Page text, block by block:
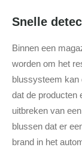
Snelle
Binnen een
worden om het
blussysteem kan
dat de producten
uitbreken van
blussen dat er
brand in het